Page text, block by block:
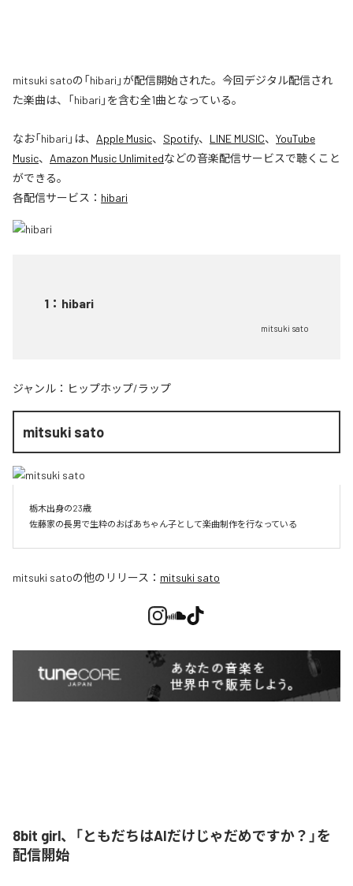
mitsuki satoの「hibari」が配信開始された。今回デジタル配信され
た楽曲は、「hibari」を含む全1曲となっている。
なお「hibari 」は、 Apple Music、 Spotify、 LINE MUSIC、 YouTube
Music、 Amazon Music Unlimitedなどの音楽配信サービスで聴くこと
ができる。
各配信サービス： hibari
1 ： hibari
mitsuki sato
ジャンル： ヒップホップ/ラップ
mitsuki sato
栃木出身の23歳
佐藤家の長男で生粋のおばあちゃん子として楽曲制作を行なっている
mitsuki satoの他のリリース： mitsuki sato
8bit girl、「ともだちはAIだけじゃだめですか？」を
配信開始